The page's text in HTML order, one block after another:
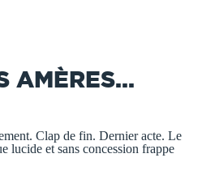
AMÈRES...
Clap de fin. Dernier acte. Le
lucide et sans concession frappe